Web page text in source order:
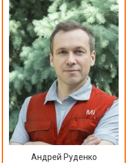
Андрей Руденко